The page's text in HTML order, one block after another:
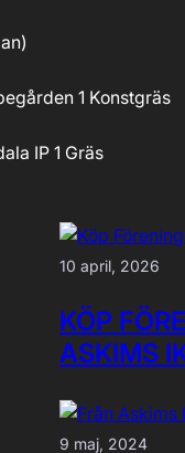
1 Konstgräs
IP 1 Gräs
10 april, 2026
KÖP
ASKIMS
9 maj, 2024